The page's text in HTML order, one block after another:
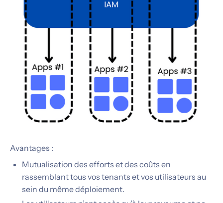
Avantages :
Mutualisation des efforts et des coûts en
rassemblant tous vos tenants et vos utilisateurs au
sein du même déploiement.